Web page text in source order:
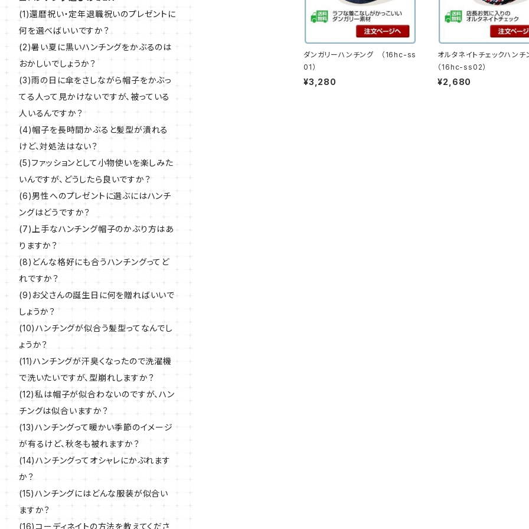
ダンガリーハンチング （16hc-ss
01）
¥3,280
オルタネイトチェックハン
（16hc-ss02）
¥2,680
(1)還暦祝い・定年退職祝いのプレゼントに
何を選べばいいですか？
(2)暑い夏に黒いハンチングをかぶるのは
おかしいでしょうか？
(3)雨の日に傘をさしながら帽子をかぶっ
てる人って見かけないですが、被っている
人いるんですか？
(4)帽子を長時間かぶると髪型が潰れる
けど、対処法はない？
(5)ファッションとして小物使いを楽しみた
いんですが、どうしたら良いですか？
(6)男性へのプレゼントに選ぶにはハンチ
ングはどうですか？
(7)上手なハンチング帽子のかぶり方はあ
りますか？
(8)どんな格好にも合うハンチングってど
れですか？
(9)お父さんの誕生日に何を贈ればいいで
しょうか？
(10)ハンチングが似合う髪型ってなんでし
ょうか？
(11)ハンチングが汗臭くなったので洗濯機
で洗いたいですが、型崩れしますか？
(12)私は帽子が似合わないのですが、ハン
チングは似合いますか？
(13)ハンチングって暖かい季節のイメージ
が有るけど、秋冬も被れますか？
(14)ハンチングってオシャレにかぶれます
か？
(15)ハンチングにはどんな服装が似合い
ますか？
(16)コーディネイトの方法を教えてくださ